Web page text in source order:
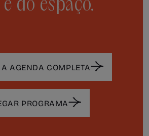
do espaço.
AGENDA COMPLETA
PROGRAMA